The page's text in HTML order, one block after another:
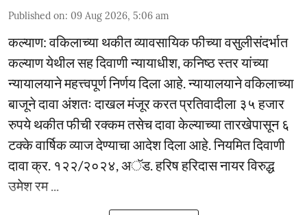
Published on: 09 Aug 2026, 5:06 am
कल्याण: वकिलाच्या थकीत व्यावसायिक फीच्या वसुलीसंदर्भात
कल्याण येथील सह दिवाणी न्यायाधीश, कनिष्ठ स्तर यांच्या
न्यायालयाने महत्त्वपूर्ण निर्णय दिला आहे. न्यायालयाने वकिलाच्या
बाजूने दावा अंशतः दाखल मंजूर करत प्रतिवादीला ३५ हजार
रुपये थकीत फीची रक्कम तसेच दावा केल्याच्या तारखेपासून ६
टक्के वार्षिक व्याज देण्याचा आदेश दिला आहे. नियमित दिवाणी
दावा क्र. १२२/२०२४, अॅड. हरिष हरिदास नायर विरुद्ध
उमेश रम ...